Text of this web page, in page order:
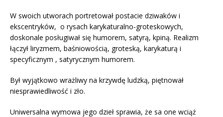
W swoich utworach portretował postacie dziwaków i
ekscentryków, o rysach karykaturalno-groteskowych,
doskonale posługiwał się humorem, satyrą, kpiną. Realizm
łączył liryzmem, baśniowością, groteską, karykaturą i
specyficznym , satyrycznym humorem.
Był wyjątkowo wrażliwy na krzywdę ludzką, piętnował
niesprawiedliwość i zło.
Uniwersalna wymowa jego dzieł sprawia, że sa one wciąż